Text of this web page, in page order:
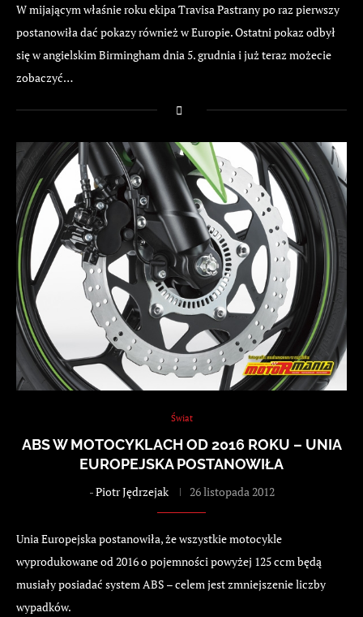
W mijającym właśnie roku ekipa Travisa Pastrany po raz pierwszy
postanowiła dać pokazy również w Europie. Ostatni pokaz odbył
się w angielskim Birmingham dnia 5. grudnia i już teraz możecie
zobaczyć…
Świat
ABS W MOTOCYKLACH OD 2016 ROKU – UNIA
EUROPEJSKA POSTANOWIŁA
-Piotr Jędrzejak 26 listopada 2012
Unia Europejska postanowiła, że wszystkie motocykle
wyprodukowane od 2016 o pojemności powyżej 125 ccm będą
musiały posiadać system ABS – celem jest zmniejszenie liczby
wypadków.